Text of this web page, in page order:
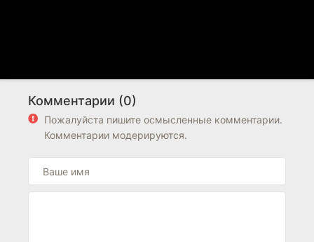
Комментарии (0)
Пожалуйста пишите осмысленные комментарии.
Комментарии модерируются.